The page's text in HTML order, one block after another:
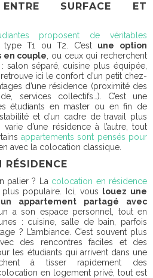
ENTRE SURFACE ET
proposent de véritables
type T1 ou T2. C’est une option
en couple , ou ceux qui recherchent
salon séparé, cuisine plus équipée,
ici le confort d’un petit chez-
d’une résidence (proximité des
services collectifs…). C’est une
étudiants en master ou en fin de
et d’un cadre de travail plus
d’une résidence à l’autre, tout
appartements sont pensés pour
avec la colocation classique.
RÉSIDENCE
palier ? La colocation en résidence
populaire. Ici, vous
louez une
appartement partagé avec
a son espace personnel, tout en
: cuisine, salle de bain, parfois
? L’ambiance. C’est souvent plus
des rencontres faciles et des
les étudiants qui arrivent dans une
à tisser rapidement des
en logement privé, tout est